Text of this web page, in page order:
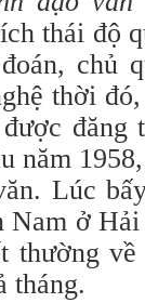
thái độ
chủ
thời
đăng
năm
Lúc
ở Hải
thường
tháng.